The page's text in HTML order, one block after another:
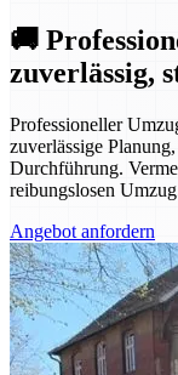
🚚
zuverlässig,
Professioneller
zuverlässige
Durchführung.
reibungslosen
Angebot anfordern